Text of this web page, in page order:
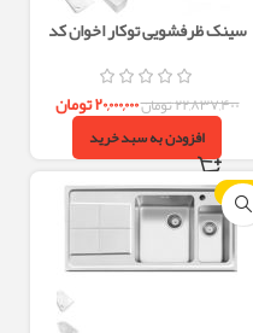
سینک ظرفشویی توکار اخوان کد
۲۲,۸۳۷,۴۰۰تومان۲۰,۰۰۰,۰۰۰تومان
افزودن به سبد خرید
-12%